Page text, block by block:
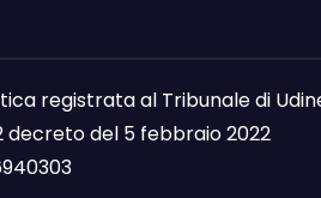
registrata al Tribunale di
decreto del 5 febbraio 2022